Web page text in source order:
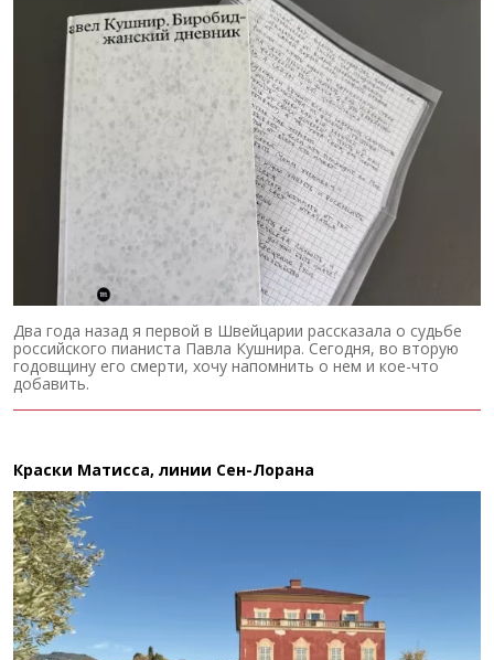
Два года назад я первой в Швейцарии рассказала о судьбе
российского пианиста Павла Кушнира. Сегодня, во вторую
годовщину его смерти, хочу напомнить о нем и кое-что
добавить.
Краски Матисса, линии Сен-Лорана